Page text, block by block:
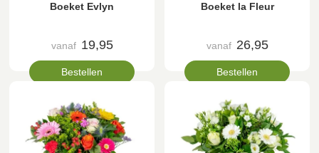
Boeket Evlyn
vanaf 19,95
Bestellen
Boeket la Fleur
vanaf 26,95
Bestellen